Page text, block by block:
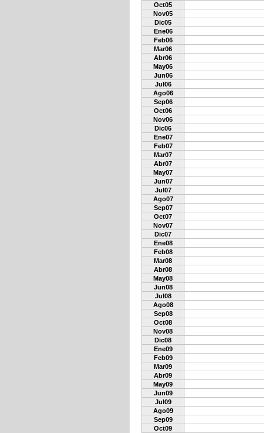
Oct05
Nov05
Dic05
Ene06
Feb06
Mar06
Abr06
May06
Jun06
Jul06
Ago06
Sep06
Oct06
Nov06
Dic06
Ene07
Feb07
Mar07
Abr07
May07
Jun07
Jul07
Ago07
Sep07
Oct07
Nov07
Dic07
Ene08
Feb08
Mar08
Abr08
May08
Jun08
Jul08
Ago08
Sep08
Oct08
Nov08
Dic08
Ene09
Feb09
Mar09
Abr09
May09
Jun09
Jul09
Ago09
Sep09
Oct09